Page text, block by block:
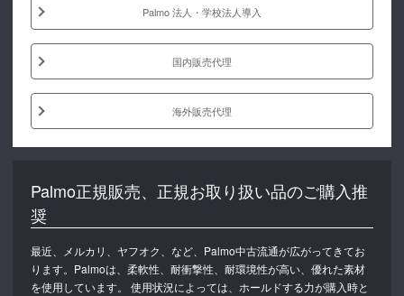
Palmo 法人・学校法人導入
国内販売代理
海外販売代理
Palmo正規販売、正規お取り扱い品のご購入推
奨
最近、メルカリ、ヤフオク、など、Palmo中古流通が広がってきてお
ります。Palmoは、柔軟性、耐衝撃性、耐環境性が高い、優れた素材
を使用しています。 使用状況によっては、ホールドする力が購入時と